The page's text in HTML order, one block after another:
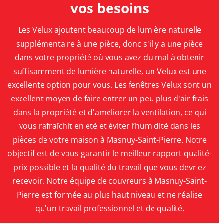
vos besoins
Les Velux ajoutent beaucoup de lumière naturelle
supplémentaire à une pièce, donc s'il y a une pièce
dans votre propriété où vous avez du mal à obtenir
suffisamment de lumière naturelle, un Velux est une
excellente option pour vous. Les fenêtres Velux sont un
excellent moyen de faire entrer un peu plus d'air frais
dans la propriété et d'améliorer la ventilation, ce qui
vous rafraîchit en été et éviter l’humidité dans les
pièces de votre maison à Masnuy-Saint-Pierre. Notre
objectif est de vous garantir le meilleur rapport qualité-
prix possible et la qualité du travail que vous devriez
recevoir. Notre équipe de couvreurs à Masnuy-Saint-
Pierre est formée au plus haut niveau et ne réalise
qu'un travail professionnel et de qualité.